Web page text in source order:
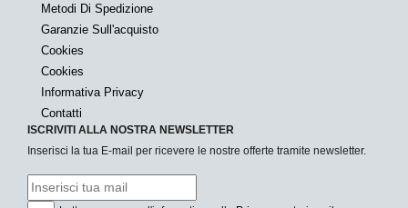
Metodi Di Spedizione
Garanzie Sull'acquisto
Cookies
Cookies
Informativa Privacy
Contatti
ISCRIVITI ALLA NOSTRA NEWSLETTER
Inserisci la tua E-mail per ricevere le nostre offerte tramite newsletter.